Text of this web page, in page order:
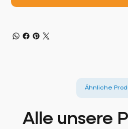
Ähnliche
Alle unsere